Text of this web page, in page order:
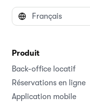
Produit
Back-office locatif
Réservations en ligne
Application mobile